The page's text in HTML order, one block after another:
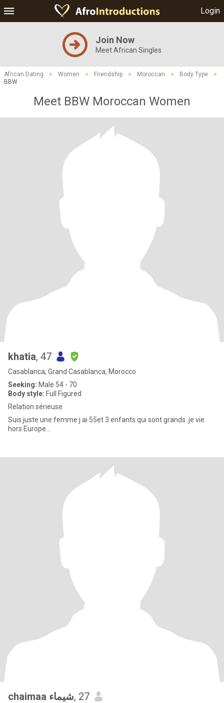
Login
Join Now
Meet African Singles
African Dating > Women > Friendship > Moroccan > Body Type
>
BBW
Meet BBW Moroccan Women
khatia, 47
Casablanca, Grand Casablanca, Morocco
Seeking: Male 54 - 70
Body style: Full Figured
Relation sérieuse
Suis juste une femme j ai 55et 3 enfants qui sont grands..je vie
hors Europe...
chaimaa شيماء, 27